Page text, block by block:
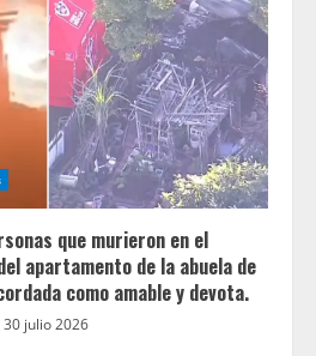
que murieron en el
apartamento de la abuela de
como amable y devota.
30 julio 2026